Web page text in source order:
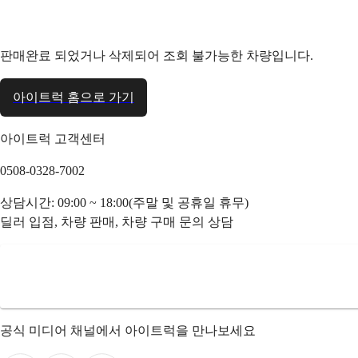
판매완료 되었거나 삭제되어 조회 불가능한 차량입니다.
아이트럭 홈으로 가기
아이트럭 고객센터
0508-0328-7002
상담시간: 09:00 ~ 18:00(주말 및 공휴일 휴무)
딜러 입점, 차량 판매, 차량 구매 문의 상담
공식 미디어 채널에서 아이트럭을 만나보세요